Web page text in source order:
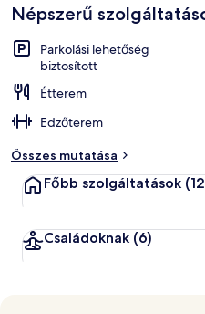
vendégek
imádják
Népszerű
Parkolási lehetőség
biztosított
Étterem
Edzőterem
Összes mutatása
Főbb szolgáltatások
Családoknak (6)